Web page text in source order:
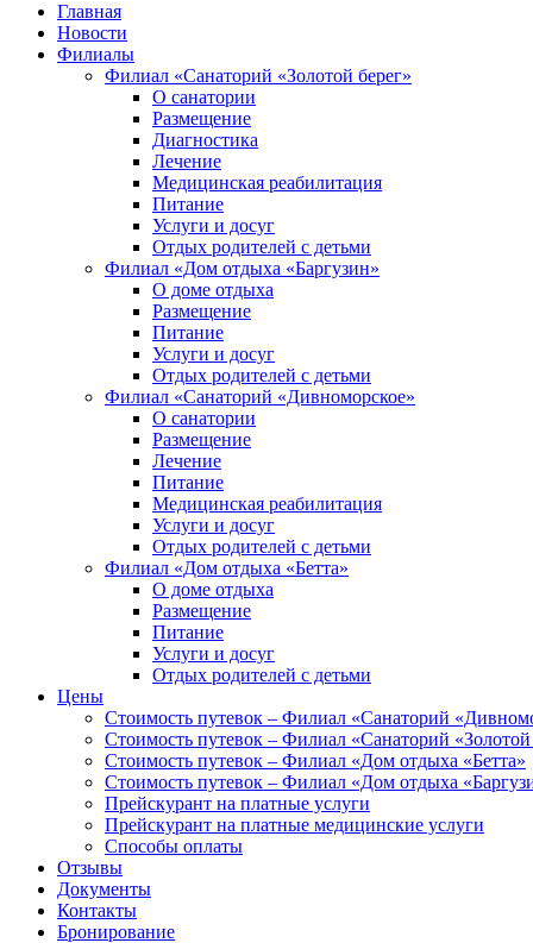
Главная
Новости
Филиалы
Филиал «Санаторий «Золотой берег»
О санатории
Размещение
Диагностика
Лечение
Медицинская реабилитация
Питание
Услуги и досуг
Отдых родителей с детьми
Филиал «Дом отдыха «Баргузин»
О доме отдыха
Размещение
Питание
Услуги и досуг
Отдых родителей с детьми
Филиал «Санаторий «Дивноморское»
О санатории
Размещение
Лечение
Питание
Медицинская реабилитация
Услуги и досуг
Отдых родителей с детьми
Филиал «Дом отдыха «Бетта»
О доме отдыха
Размещение
Питание
Услуги и досуг
Отдых родителей с детьми
Цены
Стоимость путевок – Филиал «Санаторий
Стоимость путевок – Филиал «Санаторий «Золотой
Стоимость путевок – Филиал «Дом отдыха «Бетта»
Стоимость путевок – Филиал «Дом отдыха
Прейскурант на платные услуги
Прейскурант на платные медицинские услуги
Способы оплаты
Отзывы
Документы
Контакты
Бронирование